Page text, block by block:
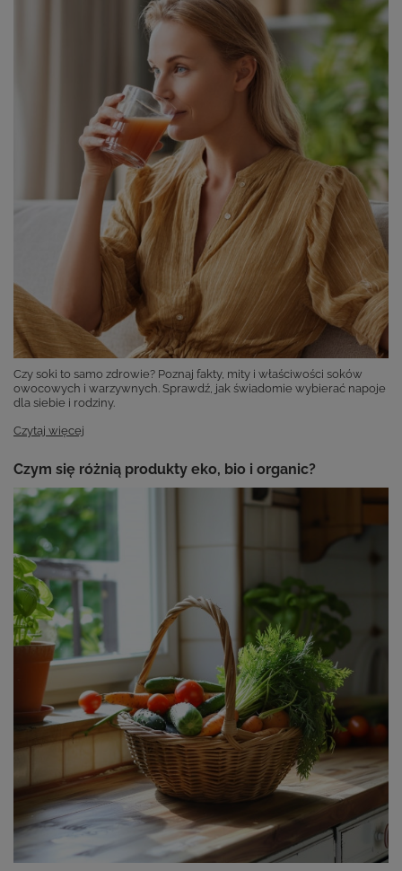
Czy soki to samo zdrowie? Poznaj fakty, mity i właściwości soków
owocowych i warzywnych. Sprawdź, jak świadomie wybierać napoje
dla siebie i rodziny.
Czytaj więcej
Czym się różnią produkty eko, bio i organic?